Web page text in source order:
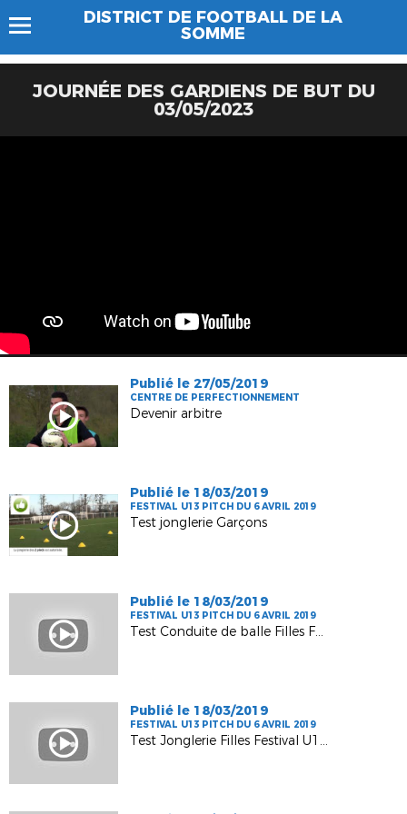
DISTRICT DE FOOTBALL DE LA
SOMME
JOURNÉE DES GARDIENS DE BUT DU
03/05/2023
Publié le 27/05/2019
CENTRE DE PERFECTIONNEMENT
Devenir arbitre
Publié le 18/03/2019
FESTIVAL U13 PITCH DU 6 AVRIL 2019
Test jonglerie Garçons
Publié le 18/03/2019
FESTIVAL U13 PITCH DU 6 AVRIL 2019
Test Conduite de balle Filles Festival U13 Pitch_Phase Départementale
Publié le 18/03/2019
FESTIVAL U13 PITCH DU 6 AVRIL 2019
Test Jonglerie Filles Festival U13 Pitch_Phase Départementale